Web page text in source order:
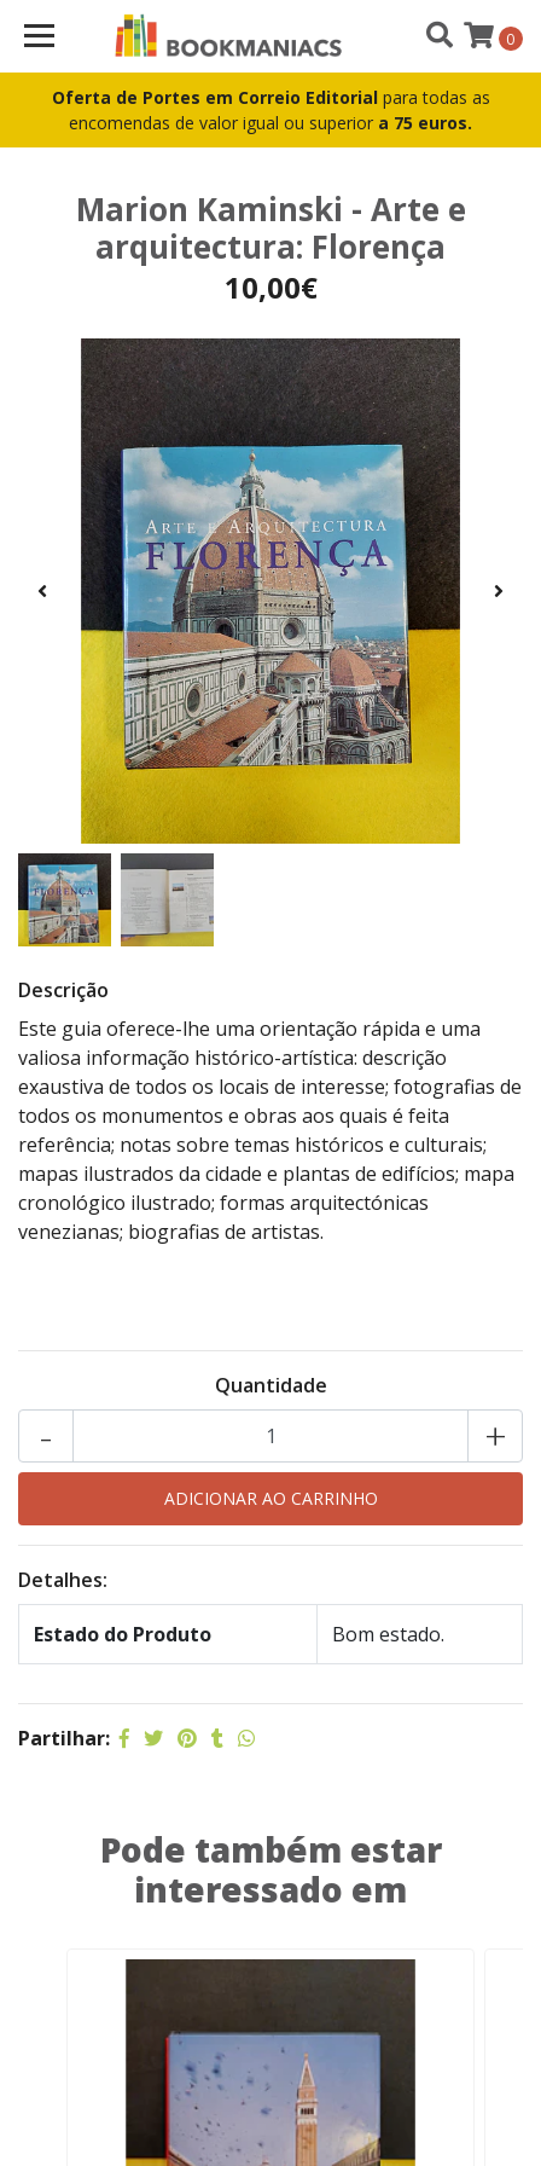
Oferta de Portes em Correio Editorial para todas as
encomendas de valor igual ou superior a 75 euros.
0
Marion Kaminski - Arte e
arquitectura: Florença
10,00€
Descrição
Este guia oferece-lhe uma orientação rápida e uma
valiosa informação histórico-artística: descrição
exaustiva de todos os locais de interesse; fotografias de
todos os monumentos e obras aos quais é feita
referência; notas sobre temas históricos e culturais;
mapas ilustrados da cidade e plantas de edifícios; mapa
cronológico ilustrado; formas arquitectónicas
venezianas; biografias de artistas.
Quantidade
+
-
Detalhes:
Estado do Produto Bom estado.
Partilhar:
Pode também estar
interessado em